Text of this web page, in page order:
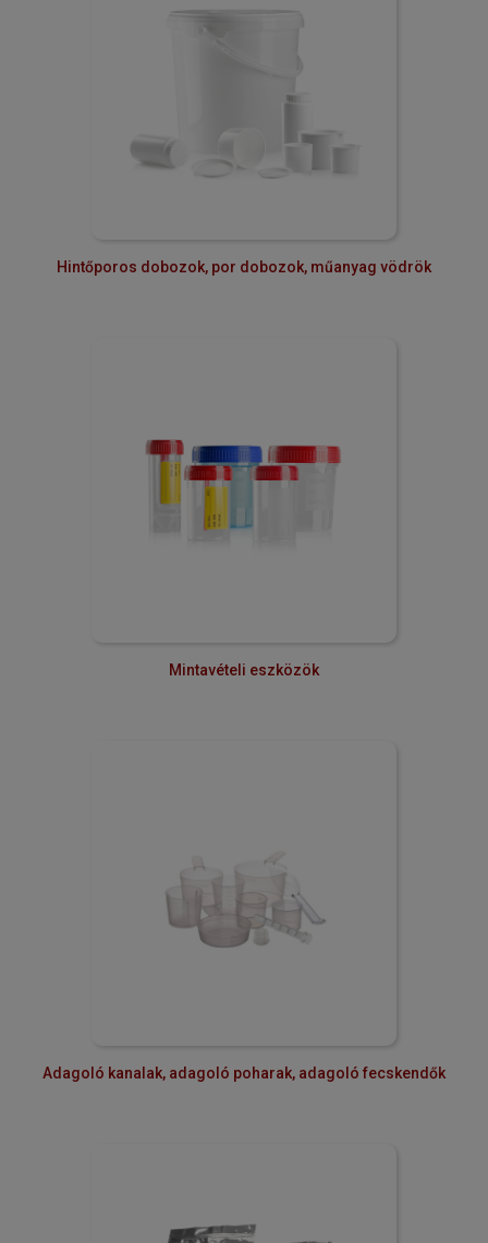
Hintőporos dobozok, por dobozok, műanyag vödrök
Mintavételi eszközök
Adagoló kanalak, adagoló poharak, adagoló fecskendők